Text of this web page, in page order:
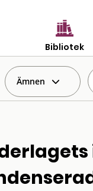
Bibliotek
Ämnen